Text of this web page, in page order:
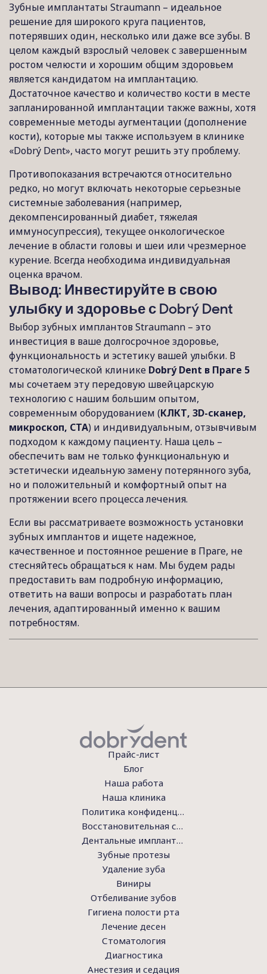
Зубные имплантаты Straumann – идеальное
решение для широкого круга пациентов,
потерявших один, несколько или даже все зубы. В
целом каждый взрослый человек с завершенным
ростом челюсти и хорошим общим здоровьем
является кандидатом на имплантацию.
Достаточное качество и количество кости в месте
запланированной имплантации также важны, хотя
современные методы аугментации (дополнение
кости), которые мы также используем в клинике
«Dobrý Dent», часто могут решить эту проблему.
Противопоказания встречаются относительно
редко, но могут включать некоторые серьезные
системные заболевания (например,
декомпенсированный диабет, тяжелая
иммуносупрессия), текущее онкологическое
лечение в области головы и шеи или чрезмерное
курение. Всегда необходима индивидуальная
оценка врачом.
Вывод: Инвестируйте в свою
улыбку и здоровье с Dobrý Dent
Выбор зубных имплантов Straumann – это
инвестиция в ваше долгосрочное здоровье,
функциональность и эстетику вашей улыбки. В
стоматологической клинике Dobrý Dent в Праге 5
мы сочетаем эту передовую швейцарскую
технологию с нашим большим опытом,
современным оборудованием (КЛКТ, 3D-сканер,
микроскоп, СТА) и индивидуальным, отзывчивым
подходом к каждому пациенту. Наша цель –
обеспечить вам не только функциональную и
эстетически идеальную замену потерянного зуба,
но и положительный и комфортный опыт на
протяжении всего процесса лечения.
Если вы рассматриваете возможность установки
зубных имплантов и ищете надежное,
качественное и постоянное решение в Праге, не
стесняйтесь обращаться к нам. Мы будем рады
предоставить вам подробную информацию,
ответить на ваши вопросы и разработать план
лечения, адаптированный именно к вашим
потребностям.
Прайс-лист
Блог
Наша работа
Наша клиника
Политика конфиденциальности
Восстановительная стоматология
Дентальные имплантаты
Зубные протезы
Удаление зуба
Виниры
Отбеливание зубов
Гигиена полости рта
Лечение десен
Стоматология
Диагностика
Анестезия и седация